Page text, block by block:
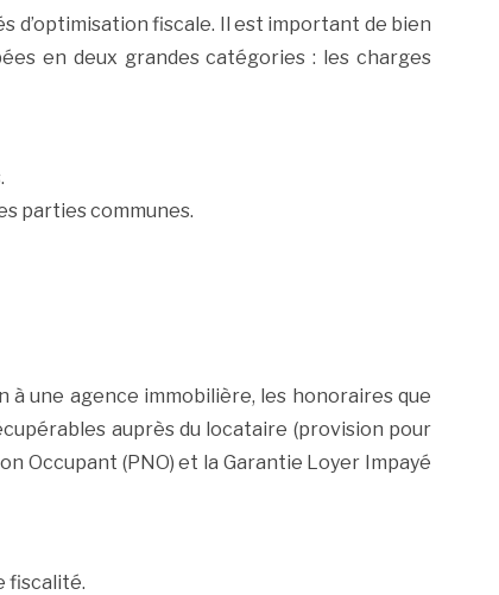
d’optimisation fiscale. Il est important de bien
en deux grandes catégories : les charges
parties communes.
une agence immobilière, les honoraires que
auprès du locataire (provision pour
Occupant (PNO) et la Garantie Loyer Impayé
fiscalité.